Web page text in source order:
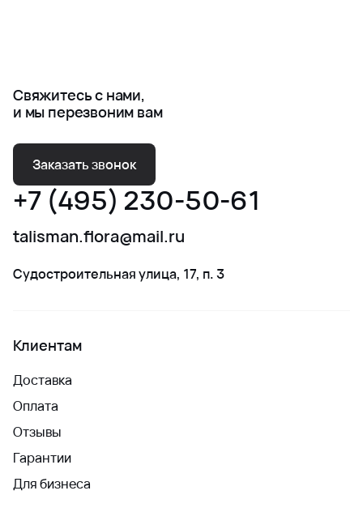
Свяжитесь с нами,
и мы перезвоним вам
Заказать звонок
+7 (495) 230-50-61
talisman.flora@mail.ru
Судостроительная улица, 17, п. 3
Клиентам
Доставка
Оплата
Отзывы
Гарантии
Для бизнеса